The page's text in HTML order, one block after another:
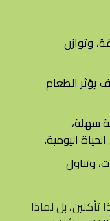
وتوازن
يؤثر الطعام
سهلة،
اليومية.
وتناول
بل لماذا